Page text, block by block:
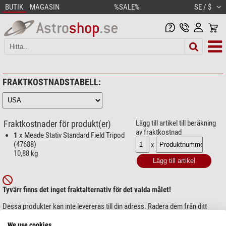
BUTIK MAGASIN %SALE% SE / $
FRAKTKOSTNADSTABELL:
Fraktkostnader för produkt(er)
1 x Meade Stativ Standard Field Tripod
(47688)
10,88 kg
Lägg till artikel till beräkning
av fraktkostnad
x
Tyvärr finns det inget fraktalternativ för det valda målet!
Dessa produkter kan inte levereras till din adress. Radera dem från ditt